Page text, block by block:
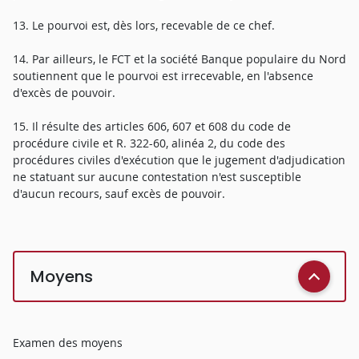
13. Le pourvoi est, dès lors, recevable de ce chef.
14. Par ailleurs, le FCT et la société Banque populaire du Nord
soutiennent que le pourvoi est irrecevable, en l'absence
d'excès de pouvoir.
15. Il résulte des articles 606, 607 et 608 du code de
procédure civile et R. 322-60, alinéa 2, du code des
procédures civiles d'exécution que le jugement d'adjudication
ne statuant sur aucune contestation n'est susceptible
d'aucun recours, sauf excès de pouvoir.
Moyens
Examen des moyens